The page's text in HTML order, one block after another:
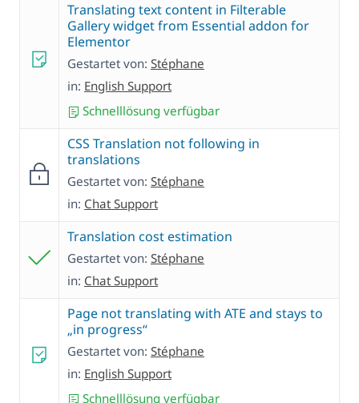
Translating text content in Filterable
Gallery widget from Essential addon for
Elementor
Gestartet von: Stéphane
in: English Support
Schnelllösung verfügbar
CSS Translation not following in
translations
Gestartet von: Stéphane
in: Chat Support
Translation cost estimation
Gestartet von: Stéphane
in: Chat Support
Page not translating with ATE and stays to
„in progress“
Gestartet von: Stéphane
in: English Support
Schnelllösung verfügbar